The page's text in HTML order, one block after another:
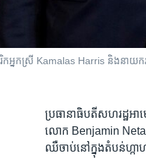
ក​អ្នកស្រី Kamalas Harris និងនាយ
ប្រធានាធិបតី​សហរដ្ឋ​អា
លោក Benjamin
ឈឺចាប់​នៅ​ក្នុង​តំបន់​ហ្កាហ្